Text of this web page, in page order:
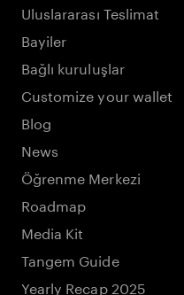
Uluslararası Teslimat
Bayiler
Bağlı kuruluşlar
Customize your wallet
Blog
News
Öğrenme Merkezi
Roadmap
Media Kit
Tangem Guide
Yearly Recap 2025